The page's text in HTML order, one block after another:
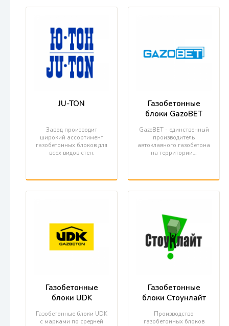
JU-TON
Завод производит
широкий ассортимент
газобетонных блоков для
всех видов стен.
Газобетонные
блоки GazoBET
GazoBET - единственный
производитель
автоклавного газобетона
на территории…
Газобетонные
блоки UDK
Газобетонные блоки UDK
с марками по средней
Газобетонные
блоки Стоунлайт
Производство
газобетонных блоков